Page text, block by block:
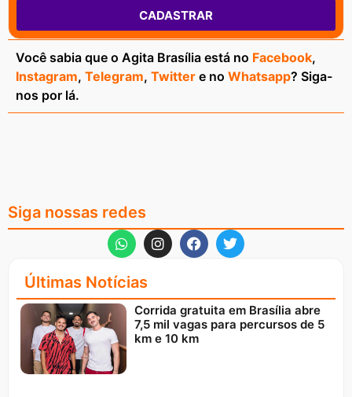
CADASTRAR
Você sabia que o Agita Brasília está no Facebook,
Instagram, Telegram, Twitter e no Whatsapp? Siga-
nos por lá.
Siga nossas redes
Últimas Notícias
Corrida gratuita em Brasília abre
7,5 mil vagas para percursos de 5
km e 10 km